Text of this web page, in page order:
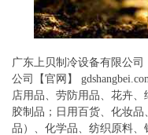
广东上贝制冷设备有限公
公司【官网】
店用品、劳防用品、花卉
胶制品；日用百货、化妆
品）、化学品、纺织原料